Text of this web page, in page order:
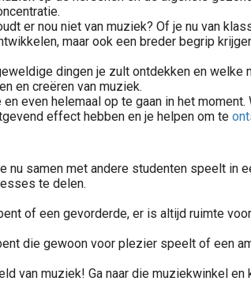
er nou niet van muziek? Of je nu van
maar ook een breder begrip
dingen je zult ontdekken en
en creëren van muziek.
even helemaal op te gaan in het moment.
effect hebben en je helpen om te
nu samen met andere studenten speelt in
te delen.
of een gevorderde, er is altijd ruimte
die gewoon voor plezier speelt of een
van muziek! Ga naar die muziekwinkel